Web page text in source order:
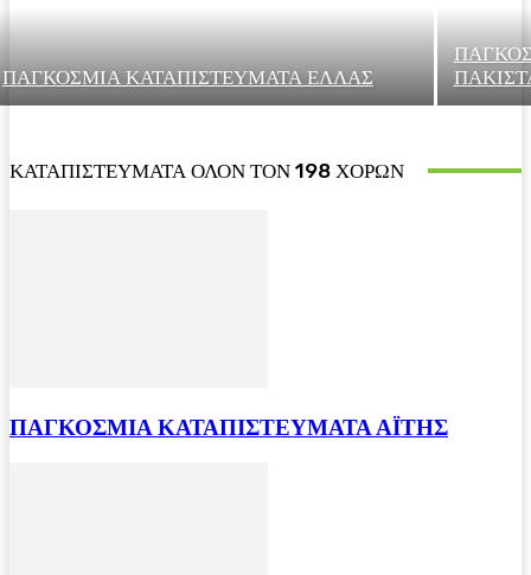
ΠΑΓΚΟΣΜΙΑ ΚΑΤΑΠΙΣΤΕΥΜΑΤΑ ΕΛΛΑΣ
ΚΑΤΑΠΙΣΤΕΥΜΑΤΑ ΟΛΟΝ ΤΟΝ 198 ΧΟΡΩΝ
ΠΑΓΚΟΣΜΙΑ ΚΑΤΑΠΙΣΤΕΥΜΑΤΑ ΑΪΤΗΣ